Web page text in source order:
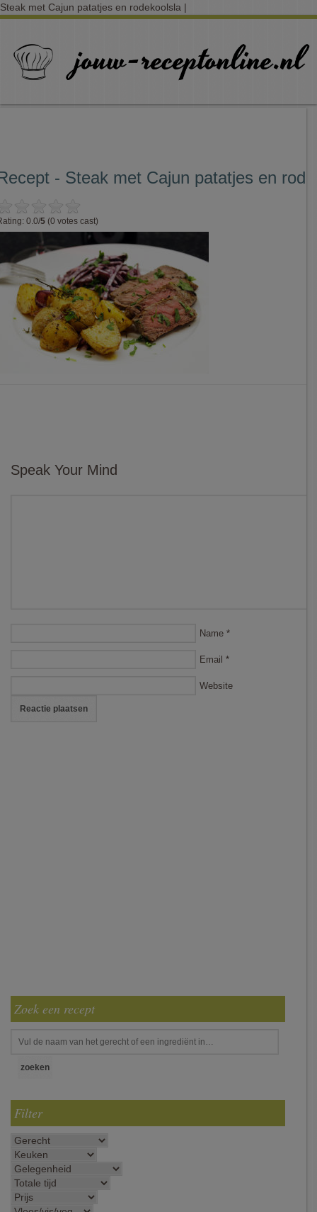
Steak met Cajun patatjes en rodekoolsla |
- Steak met Cajun patatjes en
0.0/5 (0 votes cast)
Speak Your Mind
Name *
Email *
Website
Zoek een recept
Filter